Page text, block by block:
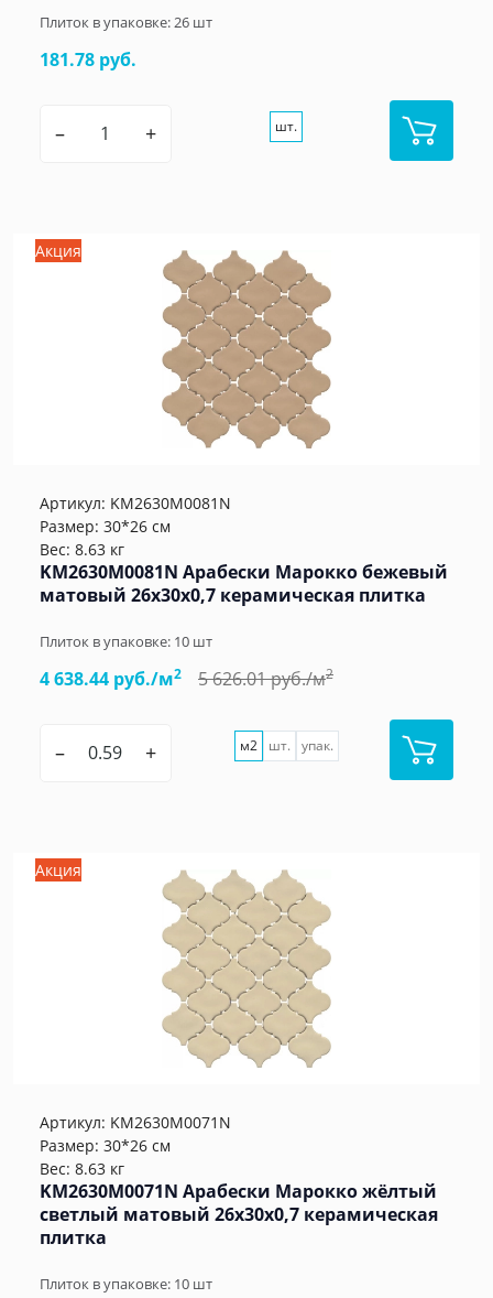
Плиток в упаковке:26 шт
181.78 руб.
– + шт.
Акция
Артикул: KM2630M0081N
Размер: 30*26 см
Вес: 8.63 кг
KM2630M0081N Арабески Марокко бежевый
матовый 26x30x0,7 керамическая плитка
Плиток в упаковке: 10 шт
4 638.44 руб./м2 5 626.01 руб./м2
– + м2 шт. упак.
Акция
Артикул: KM2630M0071N
Размер: 30*26 см
Вес: 8.63 кг
KM2630M0071N Арабески Марокко жёлтый
светлый матовый 26x30x0,7 керамическая
плитка
Плиток в упаковке: 10 шт